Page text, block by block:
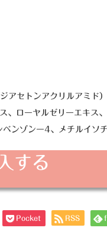
アセトンアクリルアミド
、ローヤルゼリーエキス
ンゾンー4、メチルイソ
する
Pocket RSS